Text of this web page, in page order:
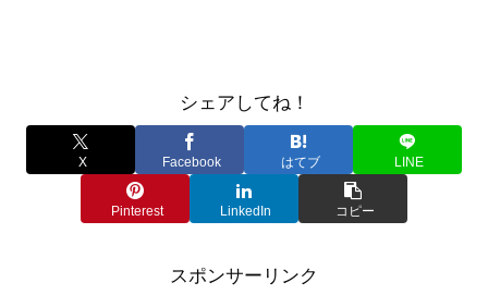
シェアしてね！
X Facebook はてブ LINE
Pinterest LinkedIn コピー
スポンサーリンク